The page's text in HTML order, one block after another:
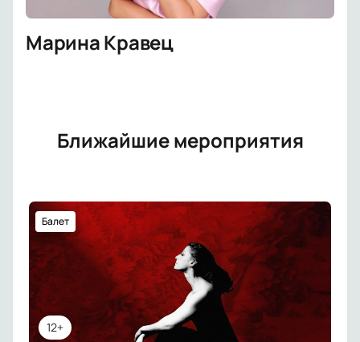
Марина Кравец
Ближайшие мероприятия
12+
Балет